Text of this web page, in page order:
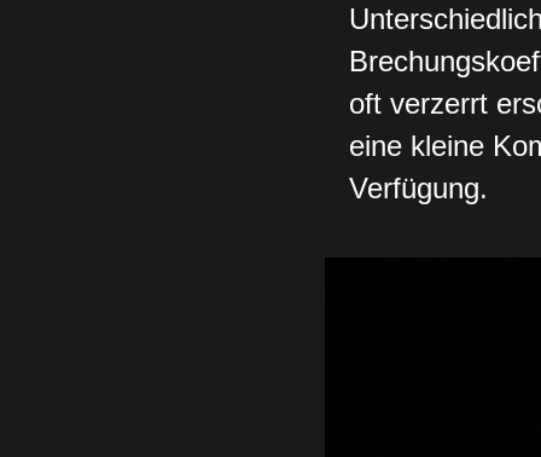
oft verzerrt
eine kleine
Verfügung.